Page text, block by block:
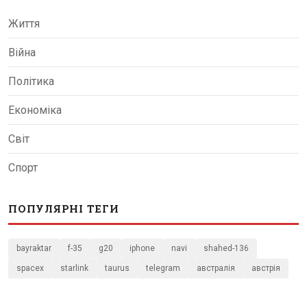
Життя
Війна
Політика
Економіка
Світ
Спорт
ПОПУЛЯРНІ ТЕГИ
bayraktar f-35 g20 iphone navi shahed-136
spacex starlink taurus telegram австралія австрія